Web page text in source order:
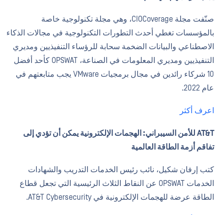
صنّفت مجلة CIOCoverage، وهي مجلة تكنولوجية خاصة
بالمؤسسات تغطي أحدث التطورات التكنولوجية في مجالات الذكاء
الاصطناعي والبيانات الضخمة سحابة للرؤساء التنفيذيين ومديري
التنفيذيين ومديري المعلومات في الصناعة، OPSWAT كأحد أفضل
10 شركاء رائدين في مجال برمجيات VMware يجب متابعتهم في
عام 2022.
اعرف أكثر
AT&T للأمن السيبراني: الهجمات الإلكترونية يمكن أن تؤدي إلى
تفاقم أزمة الطاقة العالمية
كتب إرفان شكيل، نائب رئيس الخدمات التدريب والشهادات
الخدمات OPSWAT عن النقاط الثلاث الرئيسية التي تجعل قطاع
الطاقة عرضة للهجمات الإلكترونية في AT&T Cybersecurity.